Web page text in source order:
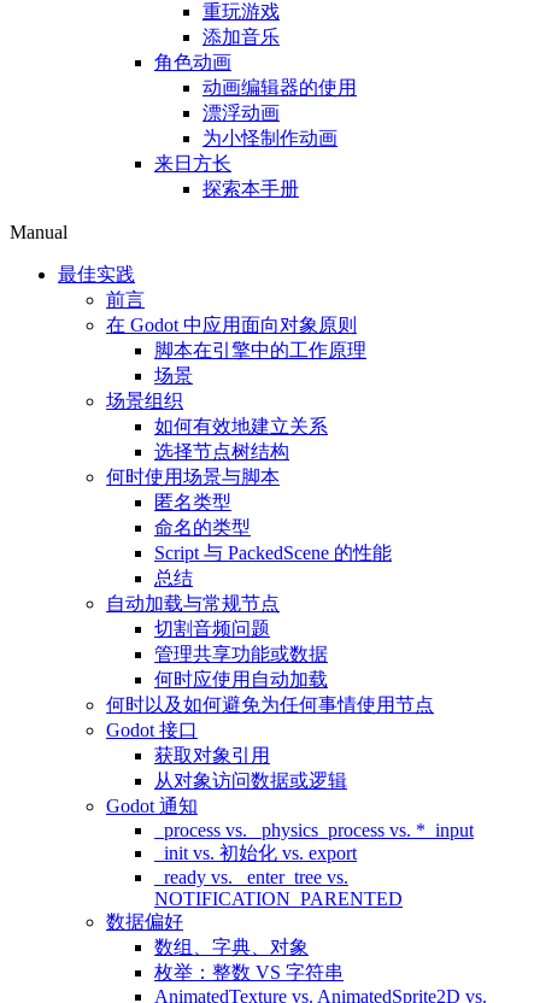
重玩游戏
添加音乐
角色动画
动画编辑器的使用
漂浮动画
为小怪制作动画
来日方长
探索本手册
Manual
最佳实践
前言
在 Godot 中应用面向对象原则
脚本在引擎中的工作原理
场景
场景组织
如何有效地建立关系
选择节点树结构
何时使用场景与脚本
匿名类型
命名的类型
Script 与 PackedScene 的性能
总结
自动加载与常规节点
切割音频问题
管理共享功能或数据
何时应使用自动加载
何时以及如何避免为任何事情使用节点
Godot 接口
获取对象引用
从对象访问数据或逻辑
Godot 通知
_process vs. _physics_process vs. *_input
_init vs. 初始化 vs. export
_ready vs. _enter_tree vs.
NOTIFICATION_PARENTED
数据偏好
数组、字典、对象
枚举：整数 VS 字符串
AnimatedTexture vs. AnimatedSprite2D vs.